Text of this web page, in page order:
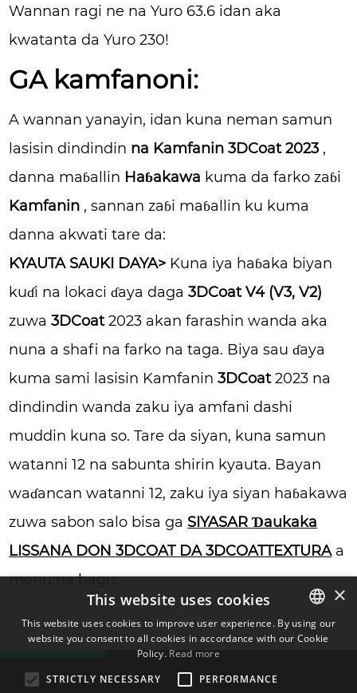
Wannan ragi ne na Yuro 63.6 idan aka
kwatanta da Yuro 230!
GA kamfanoni:
A wannan yanayin, idan kuna neman samun
lasisin dindindin na Kamfanin 3DCoat 2023 ,
danna maɓallin Haɓakawa kuma da farko zaɓi
Kamfanin , sannan zaɓi maɓallin ku kuma
danna akwati tare da:
KYAUTA SAUKI DAYA> Kuna iya haɓaka biyan
kuɗi na lokaci ɗaya daga3DCoat V4 (V3, V2)
zuwa3DCoat2023 akan farashin wanda aka
nuna a shafi na farko na taga. Biya sau ɗaya
kuma sami lasisin Kamfanin3DCoat2023 na
dindindin wanda zaku iya amfani dashi
muddin kuna so. Tare da siyan, kuna samun
watanni 12 na sabunta shirin kyauta. Bayan
waɗancan watanni 12, zaku iya siyan haɓakawa
zuwa sabon salo bisa ga SIYASAR Ɗaukaka
LISSANA DON 3DCOAT DA 3DCOATTEXTURAa
menu na hagu.
ENGLISH
×
This website uses cookies
This website uses cookies to improve user experience. By using our
website you consent to all cookies in accordance with our Cookie
Policy. Read more
STRICTLY NECESSARY
PERFORMANCE